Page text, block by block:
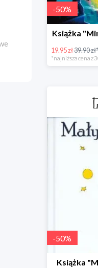
-50%
Książka
19.95 zł39.90 zł*
*najniższa cena z
-50%
Książka